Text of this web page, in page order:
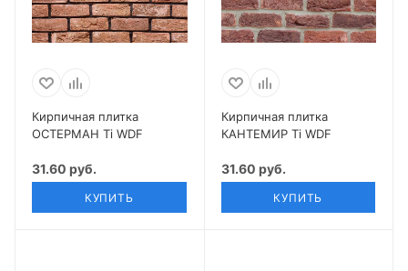
Кирпичная плитка
ОСТЕРМАН Ti WDF
31.60 руб.
КУПИТЬ
Кирпичная плитка
КАНТЕМИР Ti WDF
31.60 руб.
КУПИТЬ